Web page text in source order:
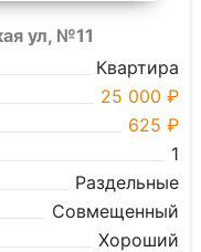
ул, №11
Квартира
25 000 ₽
625 ₽
1
Раздельные
Совмещенный
Хороший